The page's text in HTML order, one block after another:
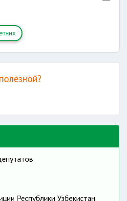
Республики Узбекистан